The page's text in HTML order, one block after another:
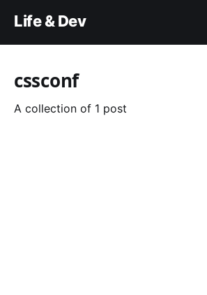
Life & Dev
cssconf
A collection of 1 post